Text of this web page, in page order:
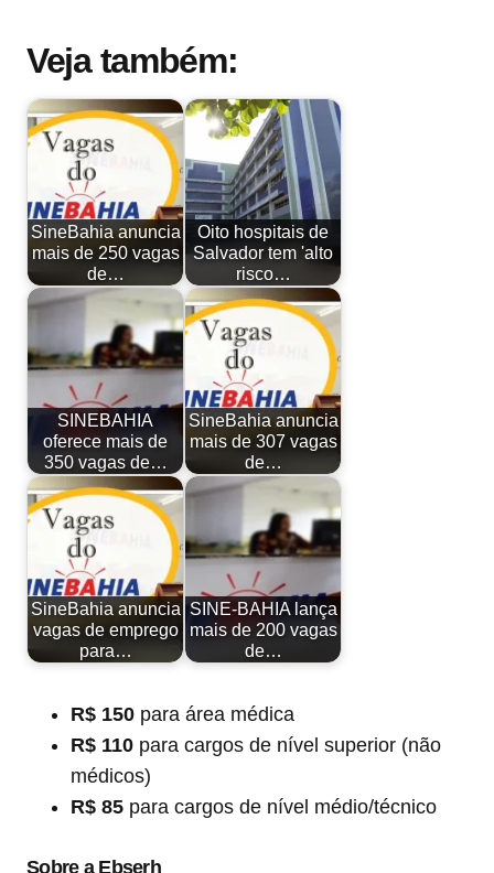
Veja também:
SineBahia anuncia
mais de 250 vagas
de…
Oito hospitais de
Salvador tem 'alto
risco…
SINEBAHIA
oferece mais de
350 vagas de…
SineBahia anuncia
mais de 307 vagas
de…
SineBahia anuncia
vagas de emprego
para…
SINE-BAHIA lança
mais de 200 vagas
de…
R$ 150 para área médica
R$ 110 para cargos de nível superior (não
médicos)
R$ 85 para cargos de nível médio/técnico
Sobre a Ebserh